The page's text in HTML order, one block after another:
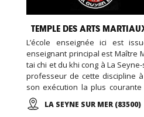
TEMPLE DES ARTS
L’école enseignée ici est
enseignant principal est Maître
tai chi et du khi cong à La
professeur de cette discipline
son exécution la plus
des mouvements doux et unis
(taichi) peut s’exécuter de
LA SEYNE SUR MER (83500)